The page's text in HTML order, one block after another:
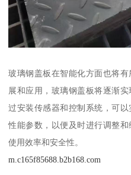
玻璃钢盖板在智能化方面也将
展和应用，玻璃钢盖板将逐渐
过安装传感器和控制系统，可
性能参数，以便及时进行调整
使用效率和安全性。
m.c165f85688.b2b168.com